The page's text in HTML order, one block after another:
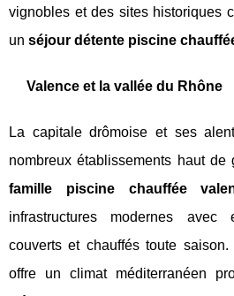
vignobles et des sites historiques
un séjour détente piscine
Valence et la vallée du Rhône
La capitale drômoise et ses
nombreux établissements haut de
famille piscine chauffée
infrastructures modernes avec
couverts et chauffés toute
offre un climat méditerranéen